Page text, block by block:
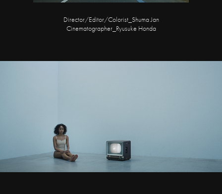
Director/Editor/Colorist_Shuma Jan
Cinematographer_Ryusuke Honda